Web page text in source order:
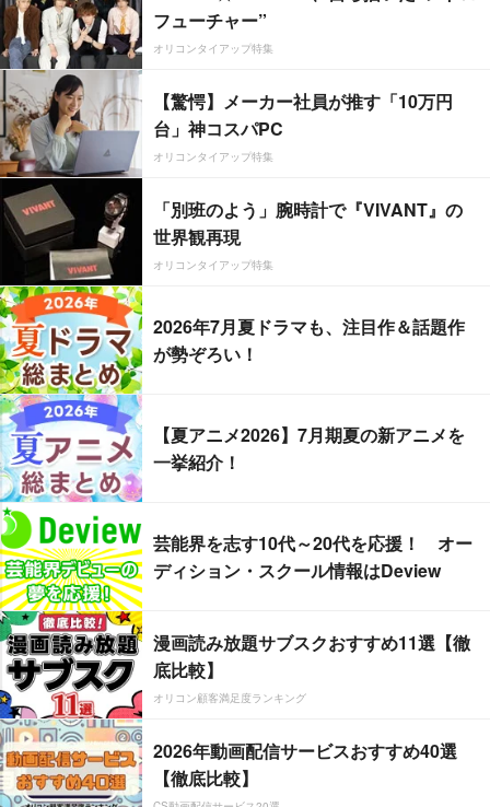
フューチャー”
オリコンタイアップ特集
【驚愕】メーカー社員が推す「10万円
台」神コスパPC
オリコンタイアップ特集
「別班のよう」腕時計で『VIVANT』の
世界観再現
オリコンタイアップ特集
2026年7月夏ドラマも、注目作＆話題作
が勢ぞろい！
【夏アニメ2026】7月期夏の新アニメを
一挙紹介！
芸能界を志す10代～20代を応援！ オー
ディション・スクール情報はDeview
漫画読み放題サブスクおすすめ11選【徹
底比較】
オリコン顧客満足度ランキング
2026年動画配信サービスおすすめ40選
【徹底比較】